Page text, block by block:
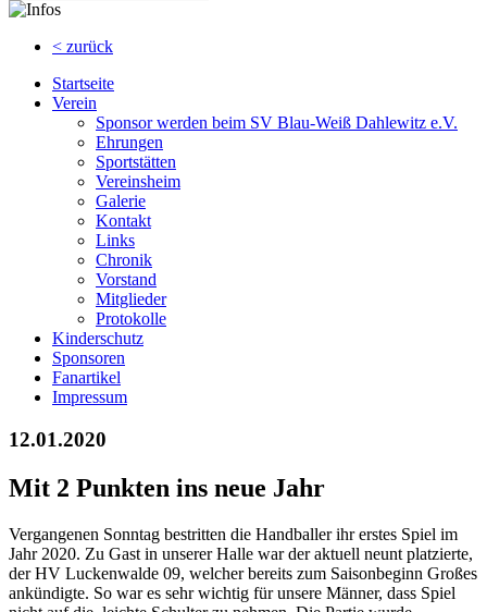
< zurück
Startseite
Verein
Sponsor werden beim SV Blau-Weiß Dahlewitz e.V.
Ehrungen
Sportstätten
Vereinsheim
Galerie
Kontakt
Links
Chronik
Vorstand
Mitglieder
Protokolle
Kinderschutz
Sponsoren
Fanartikel
Impressum
12.01.2020
Mit 2 Punkten ins neue Jahr
Vergangenen Sonntag bestritten die Handballer ihr erstes Spiel im
Jahr 2020. Zu Gast in unserer Halle war der aktuell neunt platzierte,
der HV Luckenwalde 09, welcher bereits zum Saisonbeginn Großes
ankündigte. So war es sehr wichtig für unsere Männer, dass Spiel